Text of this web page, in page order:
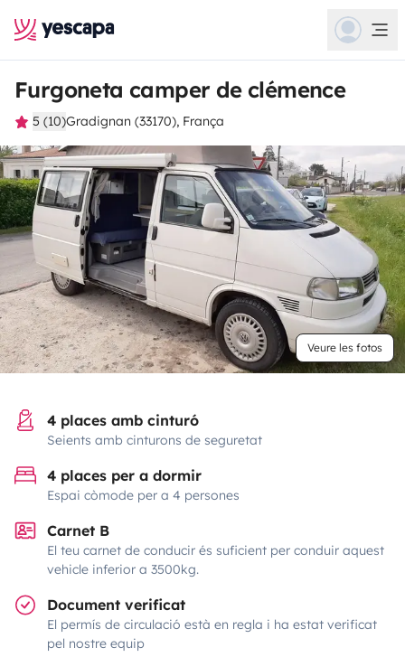
Furgoneta camper de clémence
5 (10)Gradignan (33170), França
Veure les fotos
4 places amb cinturó
Seients amb cinturons de seguretat
4 places per a dormir
Espai còmode per a 4 persones
Carnet B
El teu carnet de conducir és suficient per conduir aquest
vehicle inferior a 3500kg.
Document verificat
El permís de circulació està en regla i ha estat verificat
pel nostre equip